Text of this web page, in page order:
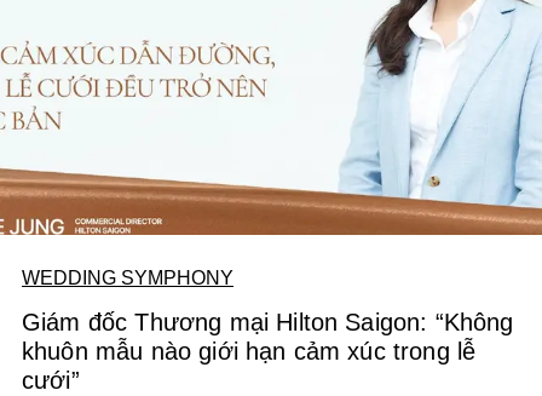
WEDDING SYMPHONY
Giám đốc Thương mại Hilton Saigon: “Không
khuôn mẫu nào giới hạn cảm xúc trong lễ
cưới”